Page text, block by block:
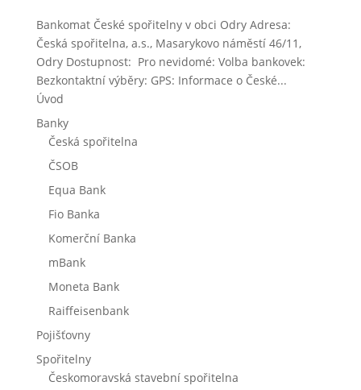
Bankomat České spořitelny v obci Odry Adresa:
Česká spořitelna, a.s., Masarykovo náměstí 46/11,
Odry Dostupnost: Pro nevidomé: Volba bankovek:
Bezkontaktní výběry: GPS: Informace o České...
Úvod
Banky
Česká spořitelna
ČSOB
Equa Bank
Fio Banka
Komerční Banka
mBank
Moneta Bank
Raiffeisenbank
Pojišťovny
Spořitelny
Českomoravská stavební spořitelna